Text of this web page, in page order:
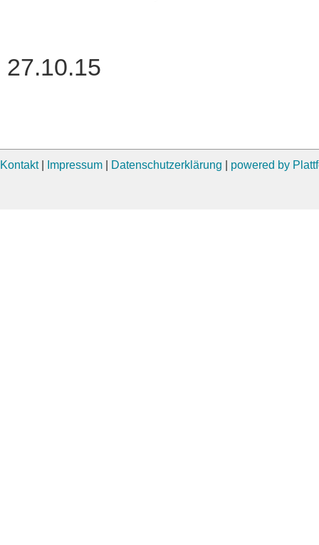
27.10.15
Kontakt| Impressum Datenschutzerklärung powered by